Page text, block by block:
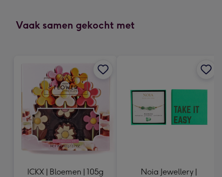
indruk
333
mm
Vaak samen gekocht met
ICKX | Bloemen | 105g
Noia Jewellery |